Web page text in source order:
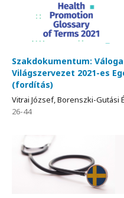
Szakdokumentum:
Világszervezet 2021-es
(fordítás)
Vitrai József, Borenszki-Gutási
26-44